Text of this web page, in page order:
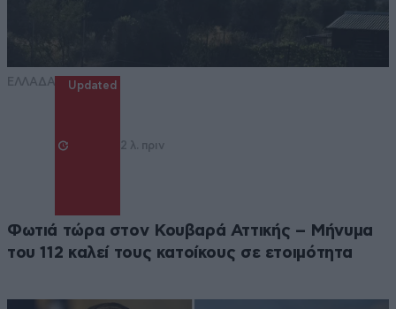
ΕΛΛΑΔΑ Updated
2 λ. πριν
Φωτιά τώρα στον Κουβαρά Αττικής – Μήνυμα
του 112 καλεί τους κατοίκους σε ετοιμότητα